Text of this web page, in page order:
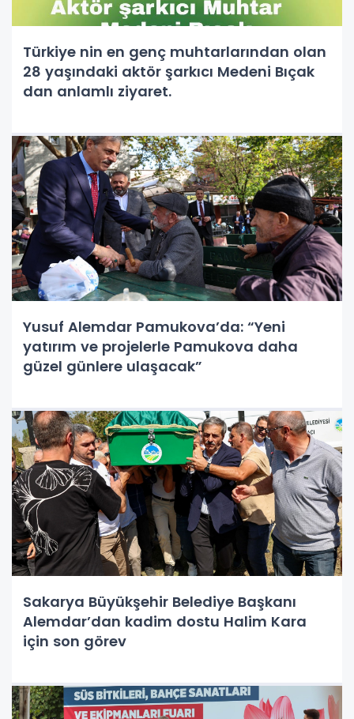
Türkiye nin en genç muhtarlarından olan
28 yaşındaki aktör şarkıcı Medeni Bıçak
dan anlamlı ziyaret.
Yusuf Alemdar Pamukova’da: “Yeni
yatırım ve projelerle Pamukova daha
güzel günlere ulaşacak”
Sakarya Büyükşehir Belediye Başkanı
Alemdar’dan kadim dostu Halim Kara
için son görev